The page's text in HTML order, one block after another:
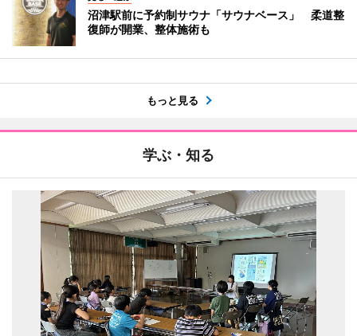
沼津駅前に予約制サウナ「サウナベース」 柔道整
復師が開業、整体施術も
もっと見る
学ぶ・知る